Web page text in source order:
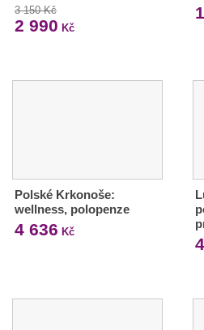
3 150 Kč
2 990 Kč
Polské Krkonoše:
wellness, polopenze
4 636 Kč